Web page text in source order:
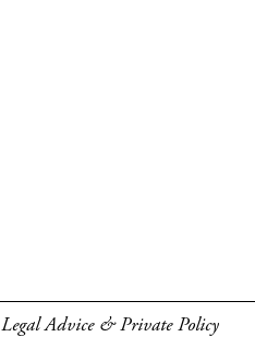
Legal Advice & Private Policy